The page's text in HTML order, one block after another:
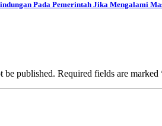
Pada Pemerintah Jika Mengalami
be published. Required fields are marked